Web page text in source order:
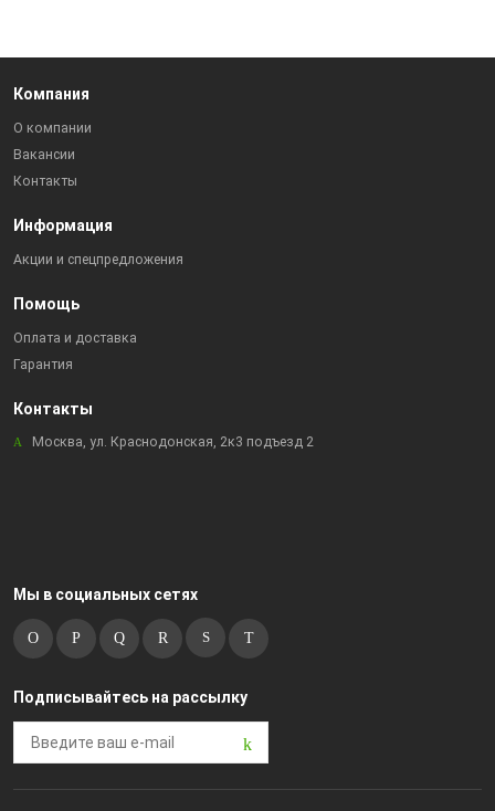
Компания
О компании
Вакансии
Контакты
Информация
Акции и спецпредложения
Помощь
Оплата и доставка
Гарантия
Контакты
Москва, ул. Краснодонская, 2к3 подъезд 2
Мы в социальных сетях
Подписывайтесь на рассылку